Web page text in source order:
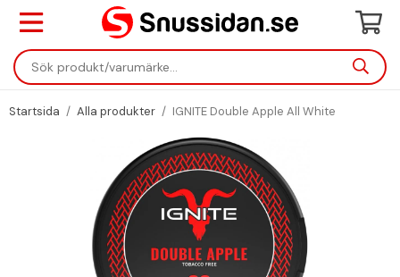
Startsida / Alla produkter / IGNITE Double Apple All White